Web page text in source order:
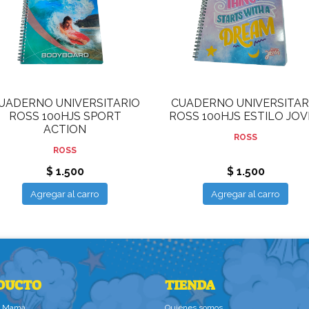
UNIVERSITARIO
ROSS 100HJS SPORT
ACTION
ROSS
$ 1.500
Agregar al carro
CUADERNO
ROSS 100HJS ESTILO
ROSS
$ 1.500
Agregar al carro
TIENDA